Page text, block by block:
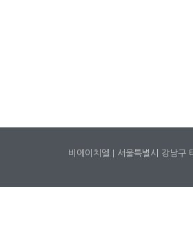
비에이치엘 | 서울특별시 강남